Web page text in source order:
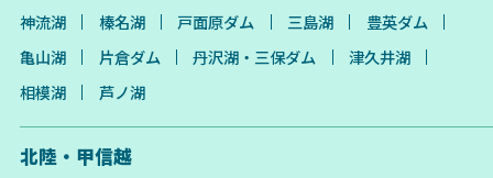
神流湖
榛名湖 戸面原ダム 三島湖
豊英ダム
亀山湖
片倉ダム 丹沢湖・三保ダム
津久井湖
相模湖
芦ノ湖
北陸・甲信越